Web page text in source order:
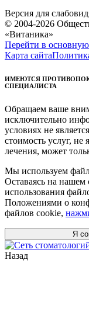
Версия для
© 2004-2026
«Витаника»
Перейти в
Карта сайта
ИМЕЮТСЯ
СПЕЦИАЛИСТА
Обращаем ваше
исключительно
условиях не
стоимость услуг, не
лечения, может
Мы используем
Оставаясь на нашем
использования
Положениями о
файлов cookie,
Я
Назад